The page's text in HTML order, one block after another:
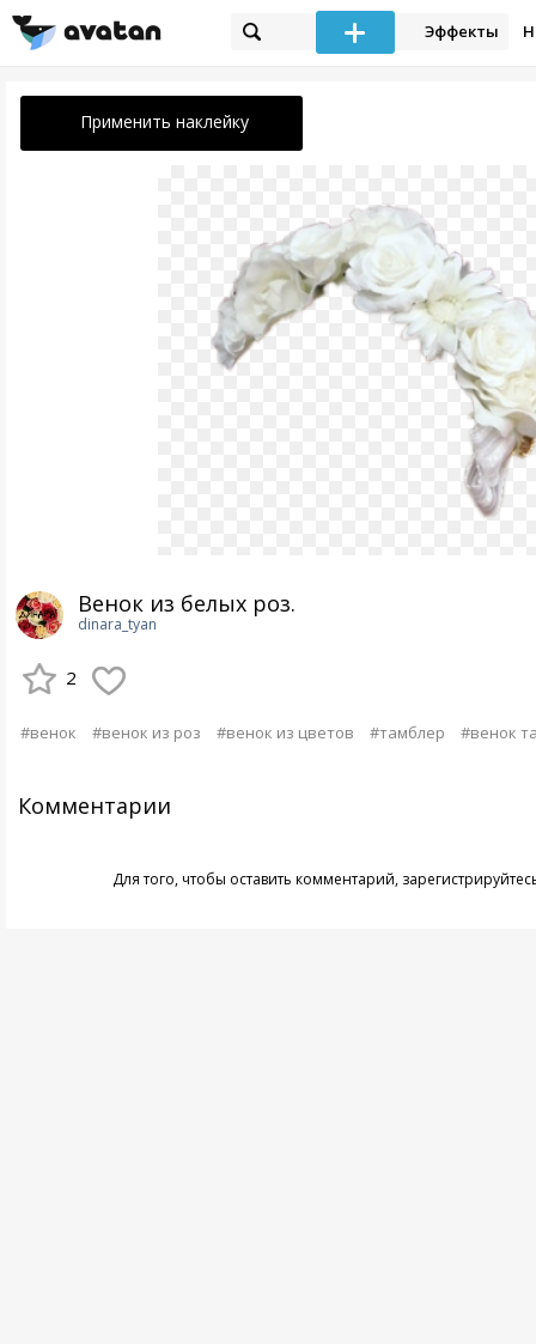
Эффекты
Применить наклейку
Венок из белых роз.
dinara_tyan
2
#венок #венок из роз #венок из цветов #тамблер #венок
Комментарии
Для того, чтобы оставить комментарий,